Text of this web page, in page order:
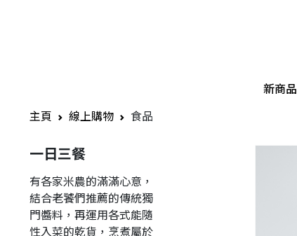
新商品
主頁
線上購物 食品
一日三餐
有各家米農的滿滿心意，
結合老饕們推薦的傳統獨
門醬料，再運用各式能隨
性入菜的乾貨，烹煮屬於